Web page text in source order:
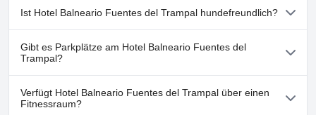
Nein, ein Spa ist im Hotel Balneario Fuentes del Trampal nicht
vorhanden.
Ist Hotel Balneario Fuentes del Trampal hundefreundlich?
Nein, Hotel Balneario Fuentes del Trampal erlaubt keine Hunde.
Gibt es Parkplätze am Hotel Balneario Fuentes del
Trampal?
Ja, Parkmöglichkeiten sind im Hotel Balneario Fuentes del
Trampal vorhanden.
Verfügt Hotel Balneario Fuentes del Trampal über einen
Fitnessraum?